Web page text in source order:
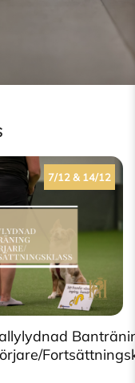
7/12 & 14/12